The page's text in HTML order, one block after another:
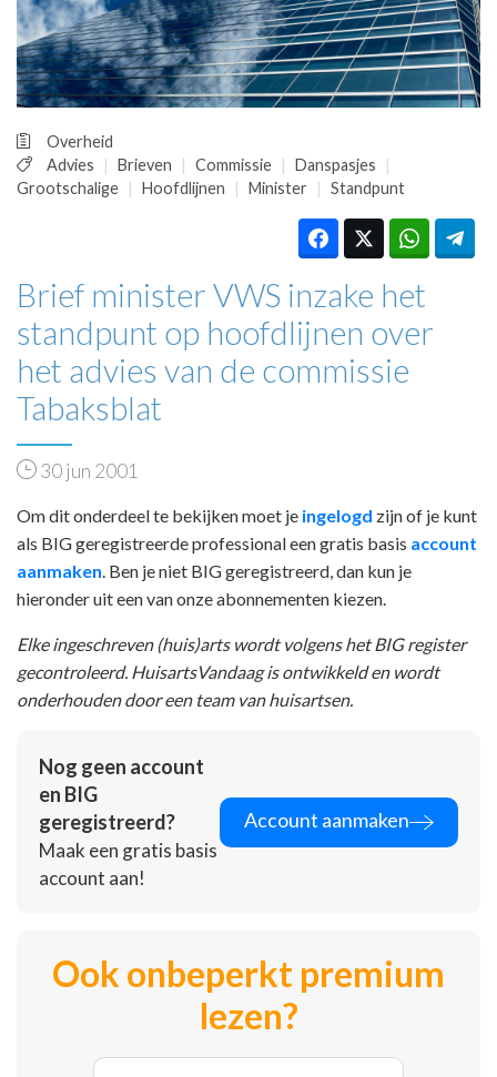
PRAKTIJKZAKEN
TARIEVEN
VPHUISARTSEN
INLOGGEN
REGISTRATIE
Overheid
Advies
Brieven Commissie
Danspasjes
Grootschalige
Hoofdlijnen Minister Standpunt
Brief minister VWS inzake het
standpunt op hoofdlijnen over
het advies van de commissie
Tabaksblat
30 jun 2001
Om dit onderdeel te bekijken moet je ingelogd zijn of je kunt
als BIG geregistreerde professional een gratis basis account
aanmaken. Ben je niet BIG geregistreerd, dan kun je
hieronder uit een van onze abonnementen kiezen.
Elke ingeschreven (huis)arts wordt volgens het BIG register
gecontroleerd. HuisartsVandaag is ontwikkeld en wordt
onderhouden door een team van huisartsen.
Nog geen account
en BIG
geregistreerd?
Maak een gratis basis
account aan!
Account aanmaken
Ook onbeperkt premium
lezen?